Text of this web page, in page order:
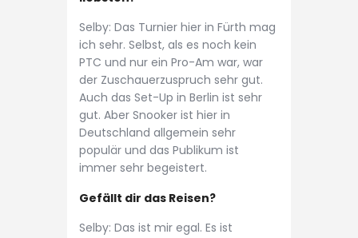
Selby: Das Turnier hier in Fürth mag
ich sehr. Selbst, als es noch kein
PTC und nur ein Pro-Am war, war
der Zuschauerzuspruch sehr gut.
Auch das Set-Up in Berlin ist sehr
gut. Aber Snooker ist hier in
Deutschland allgemein sehr
populär und das Publikum ist
immer sehr begeistert.
Gefällt dir das Reisen?
Selby: Das ist mir egal. Es ist